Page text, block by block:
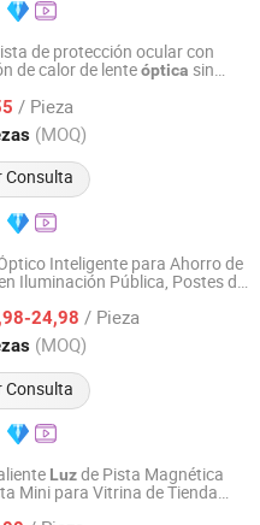
de protección ocular con
de calor de lenteóptica sin
/ Pieza
(MOQ)
Consulta
Ltd
2025
Inteligente para Ahorro de
Iluminación Pública, Postes de
24,98 / Pieza
(MOQ)
Consulta
2023
Luzde Pista Magnética
Mini para Vitrina de Tienda
Co., Ltd.